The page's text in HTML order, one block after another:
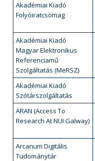
Akadémiai Kiadó
Folyóiratcsomag
Akadémiai Kiadó
Magyar Elektronikus
Referenciamű
Szolgáltatás (MeRSZ)
Akadémiai Kiadó
Szótárszolgáltatás
ARAN (Access To
Research At NUI Galway)
Arcanum Digitális
Tudománytár